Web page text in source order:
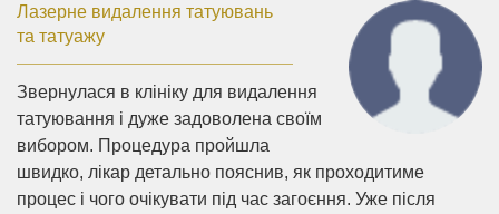
Лазерне видалення татуювань
та татуажу
Звернулася в клініку для видалення
татуювання і дуже задоволена своїм
вибором. Процедура пройшла
швидко, лікар детально пояснив, як проходитиме
процес і чого очікувати під час загоєння. Уже після